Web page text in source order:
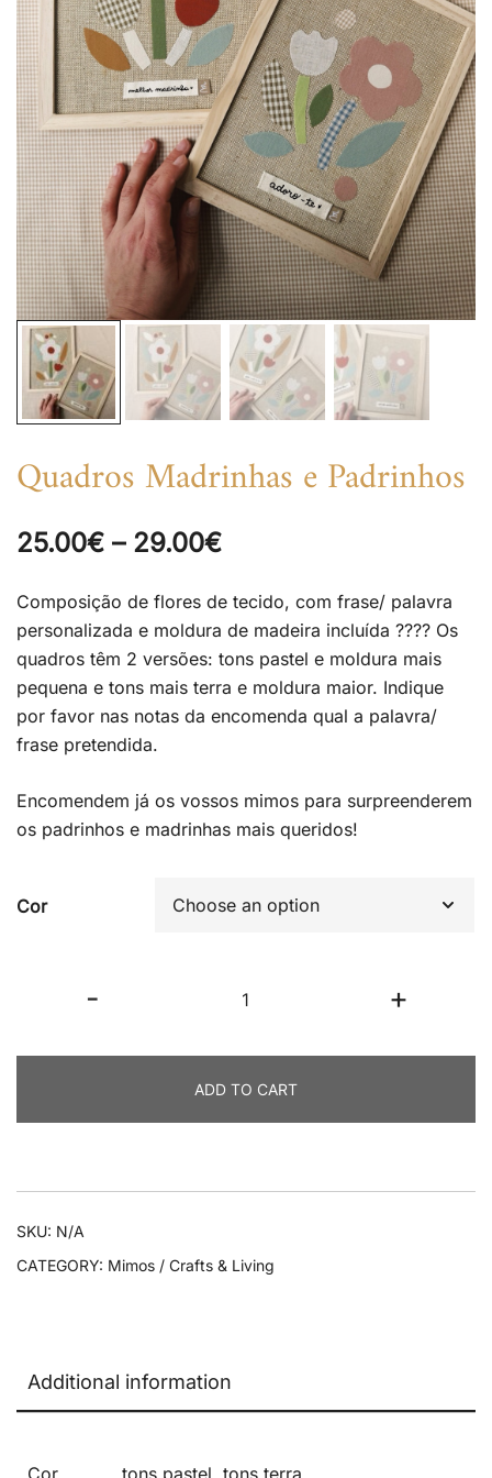
Quadros Madrinhas e Padrinhos
25.00€ – 29.00€Price
25.00€
through
29.00€
Composição de flores de tecido, com frase/ palavra
personalizada e moldura de madeira incluída ???? Os
quadros têm 2 versões: tons pastel e moldura mais
pequena e tons mais terra e moldura maior. Indique
por favor nas notas da encomenda qual a palavra/
frase pretendida.
Encomendem já os vossos mimos para surpreenderem
os padrinhos e madrinhas mais queridos!
Cor
-
Madrinhas
quantity
+
ADD TO CART
SKU: N/A
CATEGORY: Mimos / Crafts & Living
Additional information